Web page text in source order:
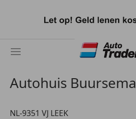
naar
Autohuis Buursema
NL-9351 VJ LEEK